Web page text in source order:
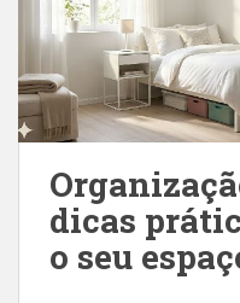
dicas
o seu